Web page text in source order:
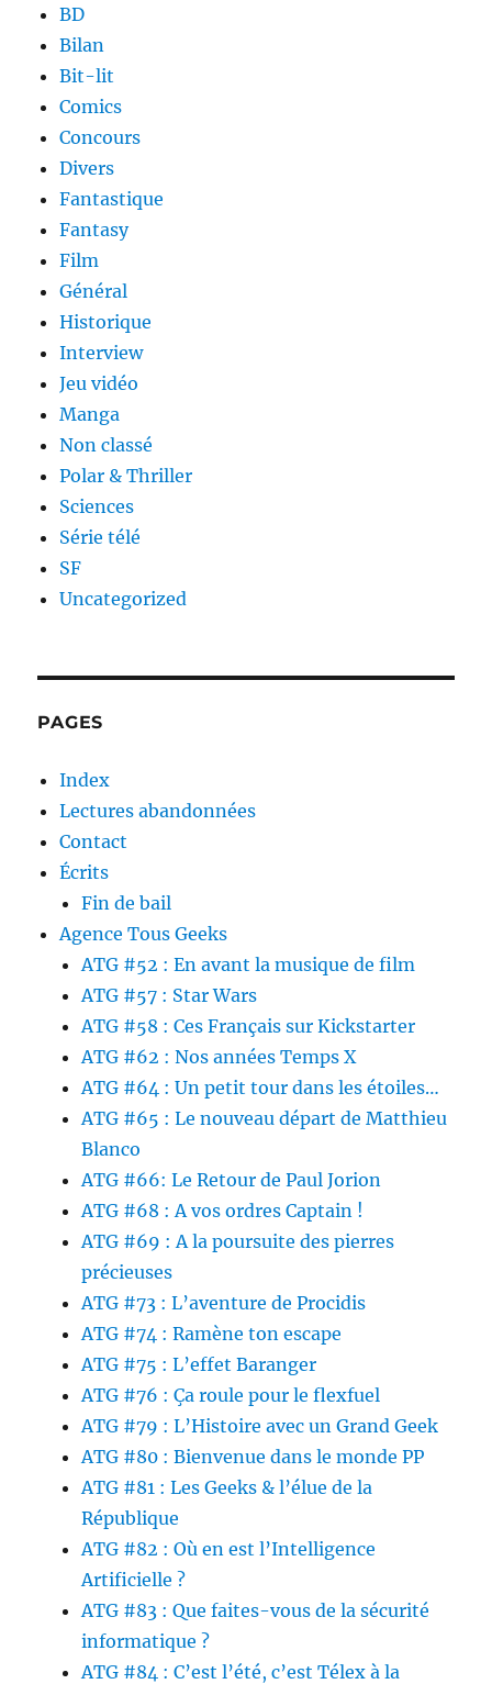
BD
Bilan
Bit-lit
Comics
Concours
Divers
Fantastique
Fantasy
Film
Général
Historique
Interview
Jeu vidéo
Manga
Non classé
Polar & Thriller
Sciences
Série télé
SF
Uncategorized
PAGES
Index
Lectures abandonnées
Contact
Écrits
Fin de bail
Agence Tous Geeks
ATG #52 : En avant la musique de film
ATG #57 : Star Wars
ATG #58 : Ces Français sur Kickstarter
ATG #62 : Nos années Temps X
ATG #64 : Un petit tour dans les étoiles…
ATG #65 : Le nouveau départ de Matthieu
Blanco
ATG #66: Le Retour de Paul Jorion
ATG #68 : A vos ordres Captain !
ATG #69 : A la poursuite des pierres
précieuses
ATG #73 : L’aventure de Procidis
ATG #74 : Ramène ton escape
ATG #75 : L’effet Baranger
ATG #76 : Ça roule pour le flexfuel
ATG #79 : L’Histoire avec un Grand Geek
ATG #80 : Bienvenue dans le monde PP
ATG #81 : Les Geeks & l’élue de la
République
ATG #82 : Où en est l’Intelligence
Artificielle ?
ATG #83 : Que faites-vous de la sécurité
informatique ?
ATG #84 : C’est l’été, c’est Télex à la